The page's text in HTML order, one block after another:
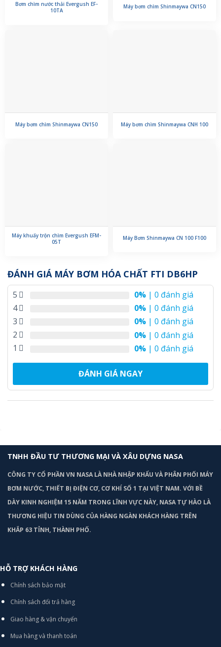
Bơm chìm nước thải Evergush EF-
10TA
Máy bơm chìm Shinmaywa CN150
Máy bơm chìm Shinmaywa CN150 Máy bơm chìm Shinmaywa CNH 100
Máy khuấy trộn chìm Evergush EFM-
05T
Máy Bơm Shinmaywa CN 100 F100
ĐÁNH GIÁ MÁY BƠM HÓA CHẤT FTI DB6HP
5 0% | 0 đánh giá
4
0% | 0 đánh giá
3
0% | 0 đánh giá
2
0% | 0 đánh giá
1
0% | 0 đánh giá
ĐÁNH GIÁ NGAY
TNHH ĐẦU TƯ THƯƠNG MẠI VÀ XÂU DỰNG NASA
CÔNG TY CỔ PHẦN VN NASA LÀ NHÀ NHẬP KHẨU VÀ PHÂN PHỐI MÁY
BƠM NƯỚC, THIẾT BỊ ĐIỆN CƠ, CƠ KHÍ SỐ 1 TẠI VIỆT NAM. VỚI BỀ
DÀY KINH NGHIỆM 15 NĂM TRONG LĨNH VỰC NÀY, NASA TỰ HÀO LÀ
THƯƠNG HIỆU TIN DÙNG CỦA HÀNG NGÀN KHÁCH HÀNG TRÊN
KHẮP 63 TỈNH, THÀNH PHỐ.
HỖ TRỢ KHÁCH HÀNG
Chính sách bảo mật
Chính sách đổi trả hàng
Giao hàng & vận chuyển
Mua hàng và thanh toán